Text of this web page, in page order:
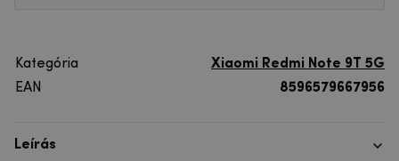
Kategória
Xiaomi Redmi Note 9T 5G
EAN
8596579667956
Leírás